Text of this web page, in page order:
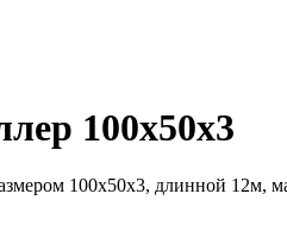
100х50х3
100х50х3, длинной 12м,